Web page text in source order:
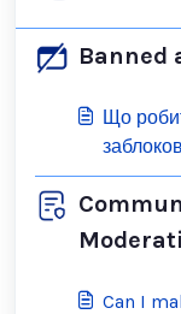
Banned
Що
Can I